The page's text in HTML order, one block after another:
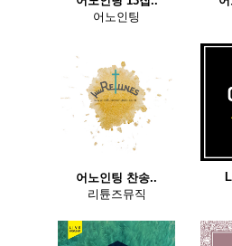
어노인팅
어노인팅 찬송..
리튠즈뮤직